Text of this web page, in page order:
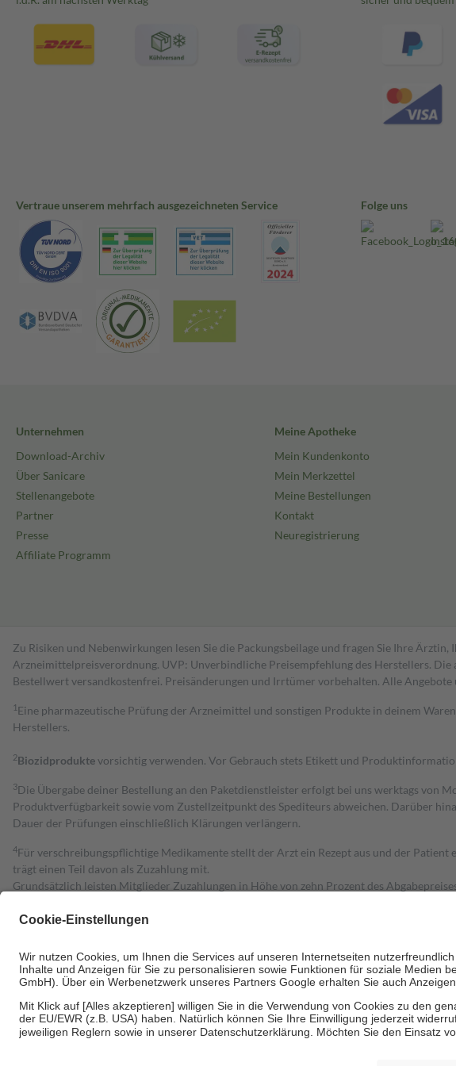
- Inhalt/Behälter der Problemfallentsorgung zuführen.
- Kann in sehr seltenen Fällen allergische Reaktionen und Hautreizungen hervorrufen.
entsprechender Symptome das Produkt nicht mehr verwenden. Bei anhaltender
Gefahrenpiktogramme (siehe Produktbilder)
Vor Gebrauch stets Etikett und Produktinformationen lesen.
Markeninhaber:
VERFORA SA CH-1752 Villars-sur-Glâne
Inverkehrbringer:
HERMES ARZNEIMITTEL GMBH
Georg-Kalb-Straße 5-8
Vertraue unserem mehrfach ausgezeichneten Service Folge uns
Unternehmen
Download-Archiv
Über Sanicare
Stellenangebote
Partner
Presse
Affiliate Programm
Meine Apotheke
Mein Kundenkonto
Mein Merkzettel
Meine Bestellungen
Kontakt
Neuregistrierung
Zu Risiken und Nebenwirkungen lesen Sie die Packungsbeilage und fragen Sie Ihre
Arzneimittelpreisverordnung. UVP: Unverbindliche Preisempfehlung des Herstellers. Die
Bestell­wert versand­kosten­frei. Preisänderungen und Irrtümer vorbehalten. Alle
1 Eine pharmazeutische Prüfung der Arzneimittel und sonstigen Produkte in deinem
Herstellers.
2Biozidproduktevorsichtig verwenden. Vor Gebrauch stets Etikett und
3Die Übergabe deiner Bestellung an den Paketdienstleister erfolgt bei uns werktags von
Produktverfügbarkeit sowie vom Zustellzeitpunkt des Spediteurs abweichen. Darüber
Dauer der Prüfungen einschließlich Klärungen verlängern.
4Für verschreibungspflichtige Medikamente stellt der Arzt ein Rezept aus und der
trägt einen Teil davon als Zuzahlung mit.
Grundsätzlich leisten Mitglieder Zuzahlungen in Höhe von zehn Prozent des
Diese Regeln gelten grundsätzlich auch für Online-Apotheken.
Um das Engagement der Versicherten für ihre eigene Gesundheit zu stärken und die
• Kindern und Jugendlichen bis zum vollendeten 18. Lebensjahr mit Ausnahme der
• Untersuchungen zur Vorsorge und Früherkennung, die von der GKV getragen werden
• empfohlenen Schutzimpfungen
• Harn- und Blutteststreifen